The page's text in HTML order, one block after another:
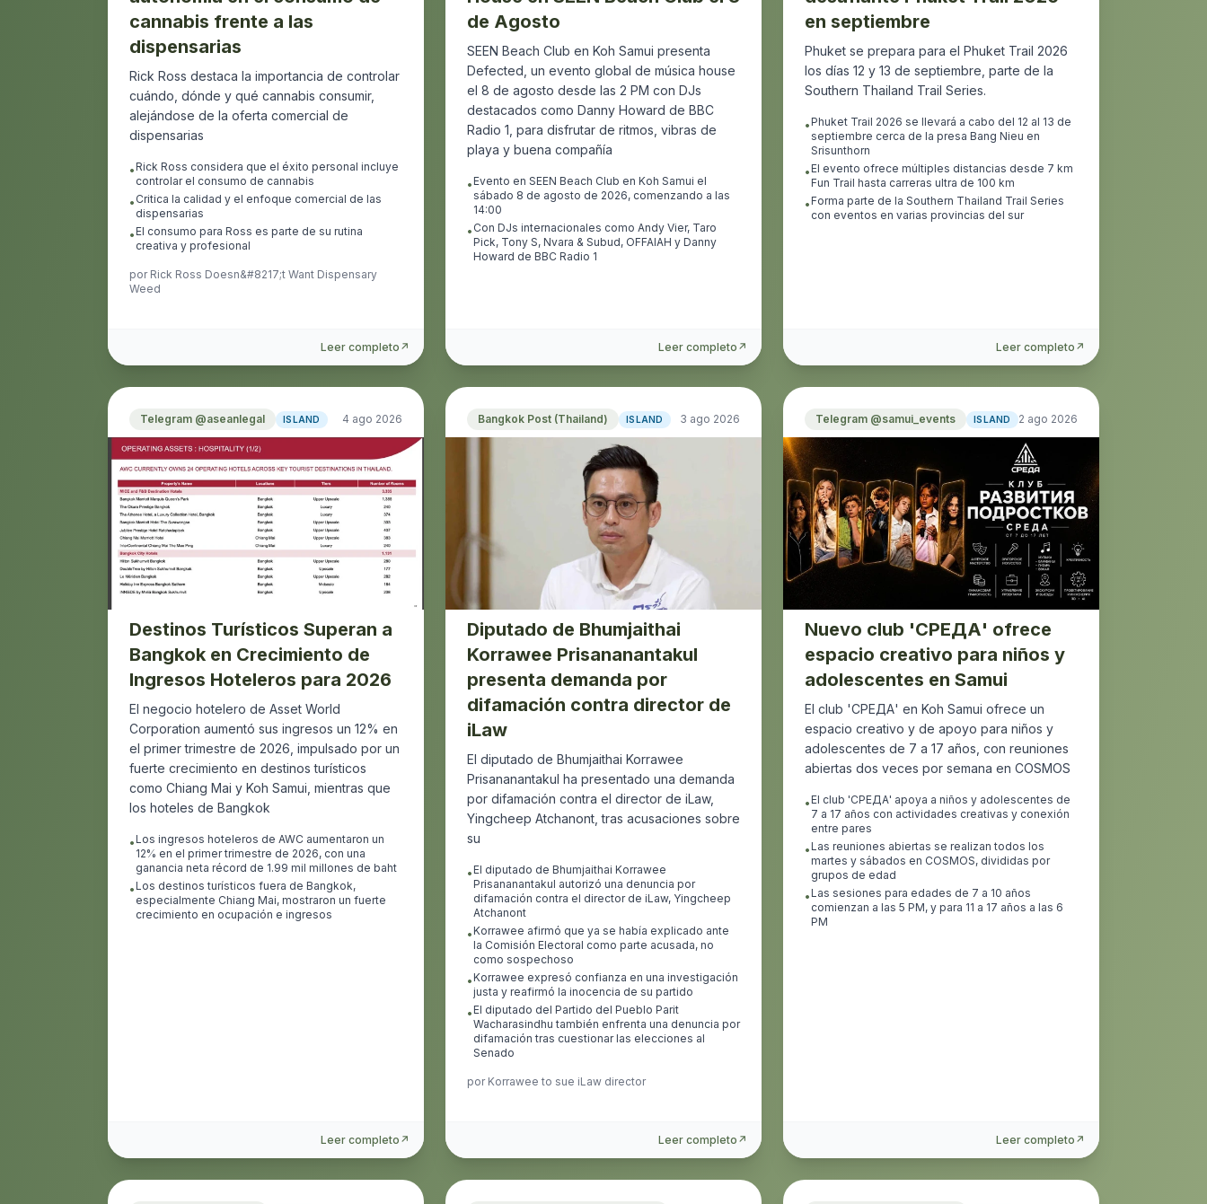
cannabis frente a las
dispensarias
Rick Ross destaca la importancia de controlar
cuándo, dónde y qué cannabis consumir,
alejándose de la oferta comercial de
dispensarias
•Rick Ross considera que el éxito personal incluye
controlar el consumo de cannabis
• Critica la calidad y el enfoque comercial de las
dispensarias
•El consumo para Ross es parte de su rutina
creativa y profesional
por Rick Ross Doesn&#8217;t Want Dispensary
Weed
Leer completo ↗
de Agosto
SEEN Beach Club en Koh Samui presenta
Defected, un evento global de música house
el 8 de agosto desde las 2 PM con DJs
destacados como Danny Howard de BBC
Radio 1, para disfrutar de ritmos, vibras de
playa y buena compañía
•Evento en SEEN Beach Club en Koh Samui el
sábado 8 de agosto de 2026, comenzando a las
14:00
• Con DJs internacionales como Andy Vier, Taro
Pick, Tony S, Nvara & Subud, OFFAIAH y Danny
Howard de BBC Radio 1
Leer completo ↗
en septiembre
Phuket se prepara para el Phuket Trail 2026
los días 12 y 13 de septiembre, parte de la
Southern Thailand Trail Series.
•Phuket Trail 2026 se llevará a cabo del 12 al 13 de
septiembre cerca de la presa Bang Nieu en
Srisunthorn
•El evento ofrece múltiples distancias desde 7 km
Fun Trail hasta carreras ultra de 100 km
•Forma parte de la Southern Thailand Trail Series
con eventos en varias provincias del sur
Leer completo ↗
Telegram @aseanlegal ISLAND 4 ago 2026
Destinos Turísticos Superan a
Bangkok en Crecimiento de
Ingresos Hoteleros para 2026
El negocio hotelero de Asset World
Corporation aumentó sus ingresos un 12% en
el primer trimestre de 2026, impulsado por un
fuerte crecimiento en destinos turísticos
como Chiang Mai y Koh Samui, mientras que
los hoteles de Bangkok
•Los ingresos hoteleros de AWC aumentaron un
12% en el primer trimestre de 2026, con una
ganancia neta récord de 1.99 mil millones de baht
•Los destinos turísticos fuera de Bangkok,
especialmente Chiang Mai, mostraron un fuerte
crecimiento en ocupación e ingresos
Leer completo ↗
Bangkok Post (Thailand) ISLAND 3 ago 2026
Diputado de Bhumjaithai
Korrawee Prisananantakul
presenta demanda por
difamación contra director de
iLaw
El diputado de Bhumjaithai Korrawee
Prisananantakul ha presentado una demanda
por difamación contra el director de iLaw,
Yingcheep Atchanont, tras acusaciones sobre
su
•El diputado de Bhumjaithai Korrawee
Prisananantakul autorizó una denuncia por
difamación contra el director de iLaw, Yingcheep
Atchanont
•Korrawee afirmó que ya se había explicado ante
la Comisión Electoral como parte acusada, no
como sospechoso
•Korrawee expresó confianza en una investigación
justa y reafirmó la inocencia de su partido
•El diputado del Partido del Pueblo Parit
Wacharasindhu también enfrenta una denuncia por
difamación tras cuestionar las elecciones al
Senado
por Korrawee to sue iLaw director
Leer completo ↗
Telegram @samui_events ISLAND 2 ago 2026
Nuevo club 'СРЕДА' ofrece
espacio creativo para niños y
adolescentes en Samui
El club 'СРЕДА' en Koh Samui ofrece un
espacio creativo y de apoyo para niños y
adolescentes de 7 a 17 años, con reuniones
abiertas dos veces por semana en COSMOS
•El club 'СРЕДА' apoya a niños y adolescentes de
7 a 17 años con actividades creativas y conexión
entre pares
•Las reuniones abiertas se realizan todos los
martes y sábados en COSMOS, divididas por
grupos de edad
•Las sesiones para edades de 7 a 10 años
comienzan a las 5 PM, y para 11 a 17 años a las 6
PM
Leer completo ↗